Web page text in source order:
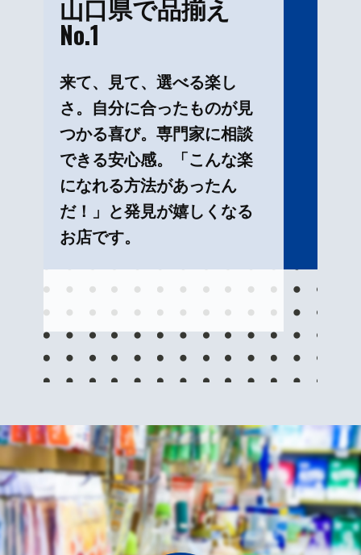
山口県で品揃え
No.1
来て、見て、選べる楽し
さ。自分に合ったものが見
つかる喜び。専門家に相談
できる安心感。「こんな楽
になれる方法があったん
だ！」と発見が嬉しくなる
お店です。